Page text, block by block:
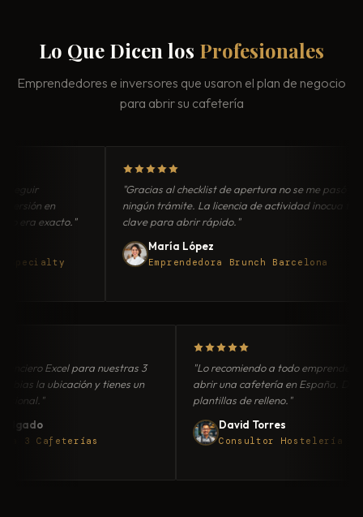
Lo Que Dicen los Profesionales
Emprendedores e inversores que usaron el plan de negocio
para abrir su cafetería
exacto."
"Gracias al checklist de apertura no se me pasó
ningún trámite. La licencia de actividad inocua fue
clave para abrir rápido."
María López
Emprendedora Brunch Barcelona
financiero Excel para nuestras 3
cambias la ubicación y tienes un
profesional."
Delgado
Cadena 3 Cafeterías
"Lo recomiendo a todo
abrir una cafetería en
plantillas de relleno."
David Torres
Consultor